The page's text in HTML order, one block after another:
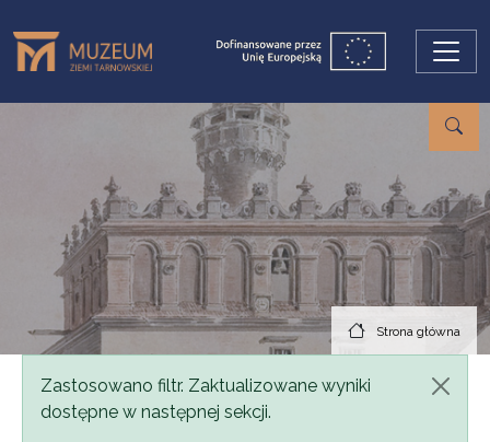
Strona główna
Komunikat
Zastosowano filtr. Zaktualizowane wyniki
dostępne w następnej sekcji.